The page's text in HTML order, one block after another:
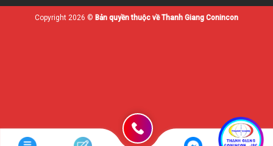
Copyright 2026 © Bản quyền thuộc về Thanh Giang Conincon